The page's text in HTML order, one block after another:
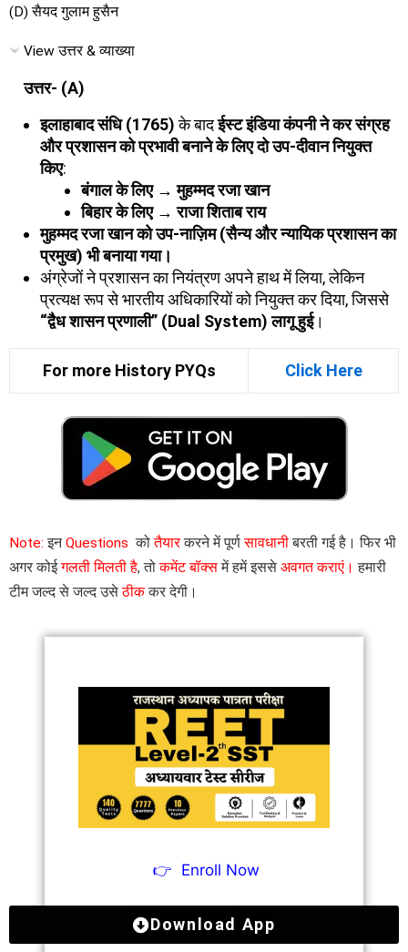
(D) सैयद गुलाम हुसैन
View उत्तर & व्याख्या
उत्तर- (A)
इलाहाबाद संधि (1765)के बादईस्ट इंडिया कंपनी ने कर संग्रह
और प्रशासन को प्रभावी बनाने के लिए दो उप-दीवान नियुक्त
किए:
बंगाल के लिए → मुहम्मद रजा खान
बिहार के लिए → राजा शिताब राय
मुहम्मद रजा खान को उप-नाज़िम (सैन्य और न्यायिक प्रशासन का
प्रमुख) भी बनाया गया।
अंग्रेजों ने प्रशासन का नियंत्रण अपने हाथ में लिया, लेकिन
प्रत्यक्ष रूप से भारतीय अधिकारियों को नियुक्त कर दिया, जिससे
“द्वैध शासन प्रणाली” (Dual System) लागू हुई।
For more History PYQs Click Here
Note: इनQuestions कोतैयारकरने में पूर्णसावधानीबरती गई है। फिर भी
अगर कोईगलती मिलती है, तोकमेंट बॉक्समें हमें इससे अवगत कराएं। हमारी
टीम जल्द से जल्द उसेठीककर देगी।
👉 Enroll Now
Download App